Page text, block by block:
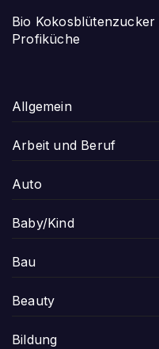
Bio
Profiküche
Allgemein
Arbeit und Beruf
Auto
Baby/Kind
Bau
Beauty
Bildung